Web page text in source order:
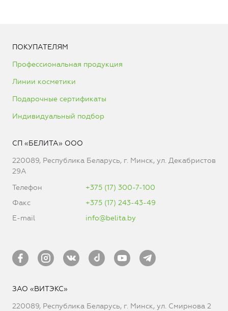
ПОКУПАТЕЛЯМ
Профессиональная продукция
Линии косметики
Подарочные сертификаты
Индивидуальный подбор
СП «БЕЛИТА» ООО
220089, Республика Беларусь, г. Минск, ул. Декабристов
29А
Телефон
+375 (17) 300-7-100
Факс
+375 (17) 243-43-49
E-mail
info@belita.by
ЗАО «ВИТЭКС»
220089, Республика Беларусь, г. Минск, ул. Смирнова 2